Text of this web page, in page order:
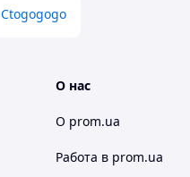
Ctogogogo
О нас
О prom.ua
Работа в prom.ua